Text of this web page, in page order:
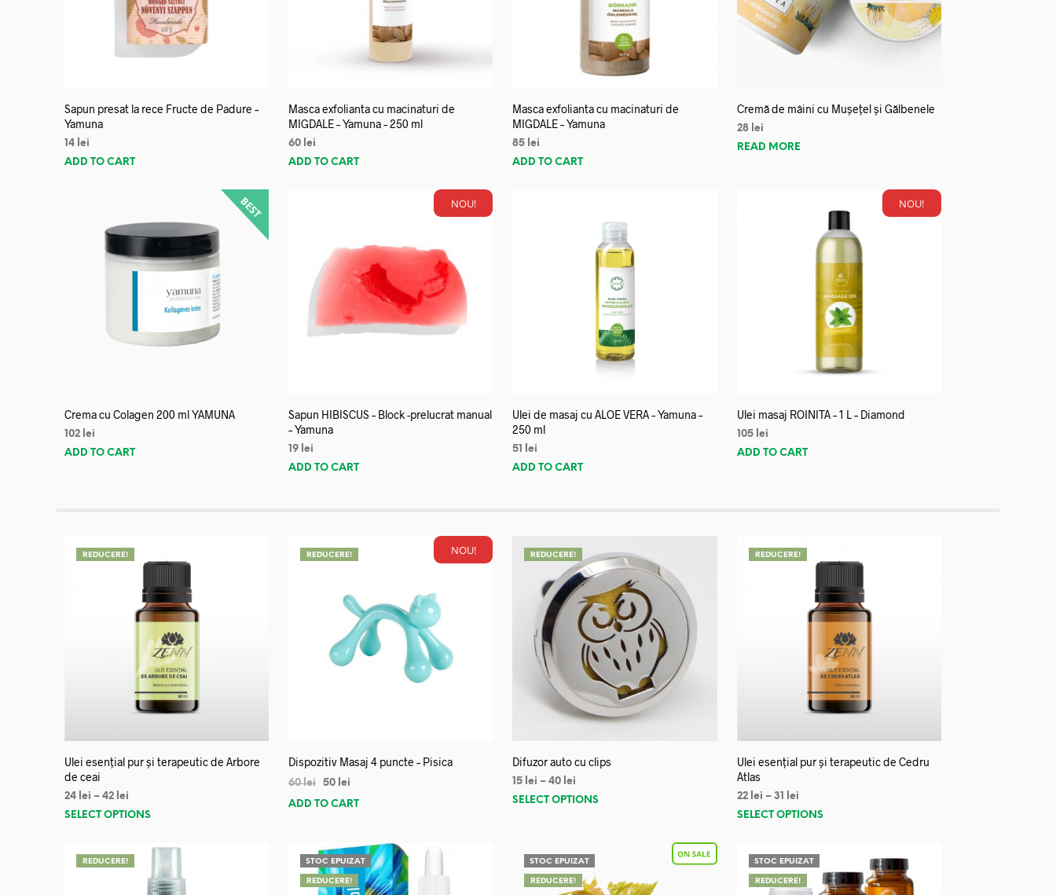
Sapun presat la rece Fructe de Padure –
Yamuna
14 lei
ADD TO CART
Masca exfolianta cu macinaturi de
MIGDALE – Yamuna – 250 ml
60 lei
ADD TO CART
Masca exfolianta cu macinaturi de
MIGDALE – Yamuna
85 lei
ADD TO CART
Cremă de mâini cu Mușețel și Gălbenele
28 lei
READ MORE
Crema cu Colagen 200 ml YAMUNA
102 lei
ADD TO CART
NOU!
Sapun HIBISCUS – Block -prelucrat manual
– Yamuna
19 lei
ADD TO CART
Ulei de masaj cu ALOE VERA – Yamuna –
250 ml
51
lei
ADD TO CART
NOU!
Ulei masaj ROINITA – 1 L – Diamond
105 lei
ADD TO CART
REDUCERE!
Ulei esențial pur și terapeutic de Arbore
de ceai
24 lei – 42 lei
SELECT OPTIONS
NOU!
REDUCERE!
Dispozitiv Masaj 4 puncte – Pisica
60lei 50 lei
ADD TO CART
REDUCERE!
Difuzor auto cu clips
15 lei –40 lei
SELECT OPTIONS
REDUCERE!
Ulei esențial pur și terapeutic de Cedru
Atlas
22 lei – 31
lei
SELECT OPTIONS
REDUCERE! STOC EPUIZAT
REDUCERE!
STOC EPUIZAT
REDUCERE!
STOC EPUIZAT
REDUCERE!